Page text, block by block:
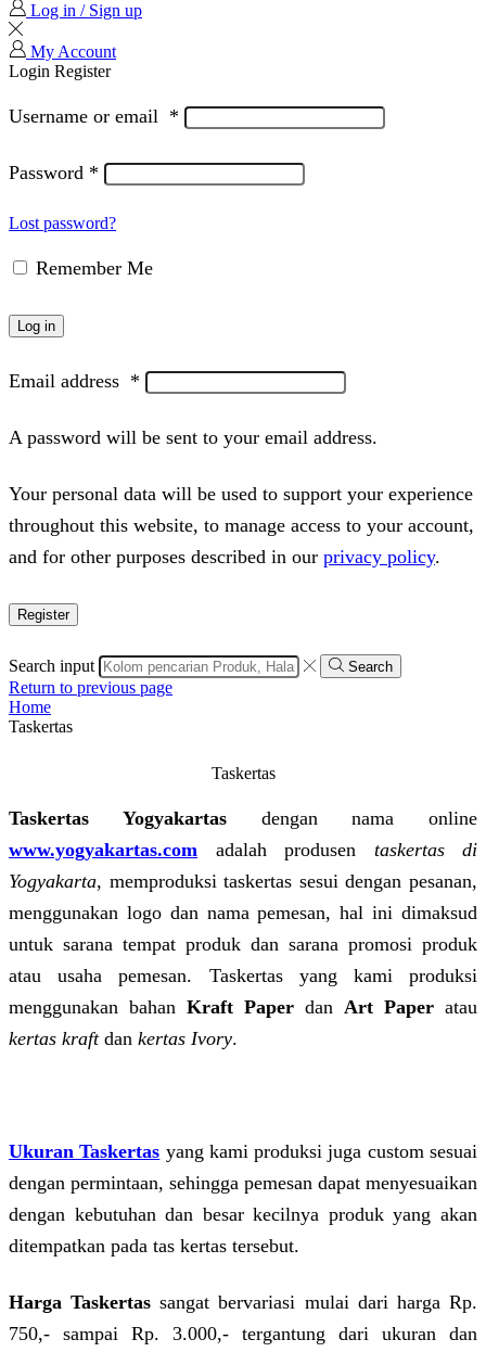
Log in / Sign up
My Account
Login Register
Username or email *
Password *
Lost password?
Remember Me
Log in
Email address *
A password will be sent to your email address.
Your personal data will be used to support your experience
throughout this website, to manage access to your account,
and for other purposes described in our privacy policy.
Register
Search input Search
Return to previous page
Home
Taskertas
Taskertas
Taskertas Yogyakartas dengan nama online
www.yogyakartas.com adalah produsen taskertas di
Yogyakarta, memproduksi taskertas sesui dengan pesanan,
menggunakan logo dan nama pemesan, hal ini dimaksud
untuk sarana tempat produk dan sarana promosi produk
atau usaha pemesan. Taskertas yang kami produksi
menggunakan bahan Kraft Paper dan Art Paper atau
kertas kraftdan kertas Ivory.
Ukuran Taskertas yang kami produksi juga custom sesuai
dengan permintaan, sehingga pemesan dapat menyesuaikan
dengan kebutuhan dan besar kecilnya produk yang akan
ditempatkan pada tas kertas tersebut.
Harga Taskertas sangat bervariasi mulai dari harga Rp.
750,- sampai Rp. 3.000,- tergantung dari ukuran dan